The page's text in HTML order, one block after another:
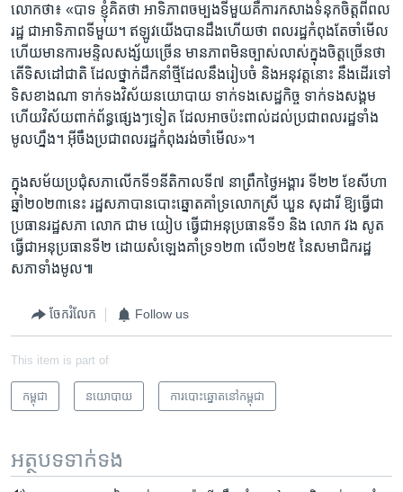
​លោក​ថា៖​ ​«បាទ ​ខ្ញុំ​គិត​ថា​ អាទិភាព​ចម្បង​ទីមួយគឺ​ការ​កសាង​ទំនុក​ចិត្ត​ពី​ពល​
រដ្ឋ ​ជា​អាទិភាព​ទី​មួយ។​ ឥឡូវ​យើង​បាន​ដឹង​ហើយ​ថា​ ពលរដ្ឋ​កំពុង​តែ​ចាំមើល ​
ហើយមាន​ការ​មន្ទិល​សង្ស័យ​ច្រើន ​មាន​ភាព​មិន​ច្បាស់​លាស់​ក្នុង​ចិត្ត​ច្រើន​ថា ​
តើ​ទិស​ដៅ​ជាតិ​ ដែល​ថ្នាក់​ដឹកនាំ​ថ្មី​ដែល​នឹង​រៀបចំ ​និង​អនុវត្ត​នោះ ​នឹង​ដើរ​ទៅ​
ទិស​ខាង​ណា ​ទាក់​ទង​វិស័យ​នយោ​បាយ ​ទាក់​ទង​សេដ្ឋ​កិច្ច ​ទាក់ទង​សង្គម​
ហើយ​វិស័យ​ពាក់ព័ន្ធ​ផ្សេងៗ​ទៀត ​ដែល​អាច​ប៉ះពាល់​ដល់​ប្រជា​ពលរដ្ឋ​ទាំង​
មូល​ហ្នឹង។ ​អ៊ីចឹងប្រជា​ពលរដ្ឋ​កំពុង​រង់​ចាំ​មើល»។ ​
​ក្នុង​សម័យ​ប្រជុំ​សភា​លើក​ទី​១​នីតិ​កាល​ទី៧ ​នា​ព្រឹក​ថ្ងៃ​អង្គារ ​ទី​២២ ​ខែ​សីហា ​
ឆ្នាំ​២០២៣​នេះ ​រដ្ឋ​សភាបាន​បោះ​ឆ្នោតគាំទ្រលោក​ស្រី​ ឃួន ​សុដារី​ ឱ្យ​ធ្វើ​ជា​
ប្រធាន​រដ្ឋ​សភា ​លោក​ ជាម យៀប ​ធ្វើ​ជា​អនុ​ប្រធាន​ទី​១​ និង​ លោក វង សូត ​
ធ្វើ​ជា​អនុ​ប្រធាន​ទី២ ​ដោយ​សំឡេង​គាំទ្រ​១២៣​ លើ​១២៥ ​នៃ​សមាជិក​រដ្ឋ​
សភា​ទាំង​មូល៕
ចែករំលែក Follow us
This item is part of
កម្ពុជា នយោបាយ ​ការ​បោះឆ្នោត​​នៅ​កម្ពុជា
អត្ថបទ​ទាក់ទង